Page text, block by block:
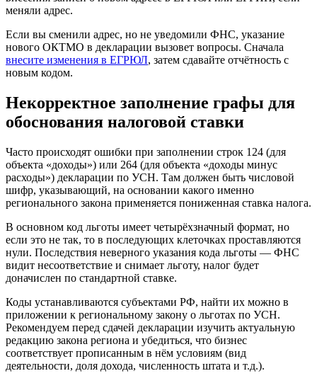
меняли адрес.
Если вы сменили адрес, но не уведомили ФНС, указание
нового ОКТМО в декларации вызовет вопросы. Сначала
внесите изменения в ЕГРЮЛ, затем сдавайте отчётность с
новым кодом.
Некорректное заполнение графы для
обоснования налоговой ставки
Часто происходят ошибки при заполнении строк 124 (для
объекта «доходы») или 264 (для объекта «доходы минус
расходы») декларации по УСН. Там должен быть числовой
шифр, указывающий, на основании какого именно
регионального закона применяется пониженная ставка налога.
В основном код льготы имеет четырёхзначный формат, но
если это не так, то в последующих клеточках проставляются
нули. Последствия неверного указания кода льготы — ФНС
видит несоответствие и снимает льготу, налог будет
доначислен по стандартной ставке.
Коды устанавливаются субъектами РФ, найти их можно в
приложении к региональному закону о льготах по УСН.
Рекомендуем перед сдачей декларации изучить актуальную
редакцию закона региона и убедиться, что бизнес
соответствует прописанным в нём условиям (вид
деятельности, доля дохода, численность штата и т.д.).